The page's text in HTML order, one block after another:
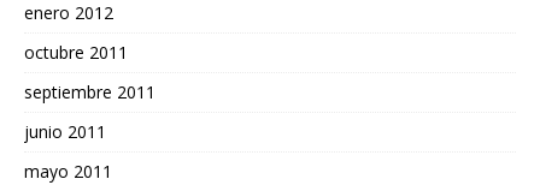
enero 2012
octubre 2011
septiembre 2011
junio 2011
mayo 2011